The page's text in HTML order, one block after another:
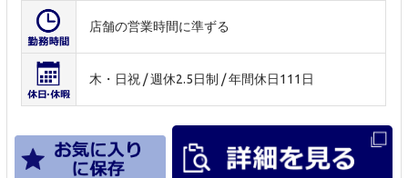
店舗の営業時間に準ずる
木・日祝 / 週休2.5日制 / 年間休日111日